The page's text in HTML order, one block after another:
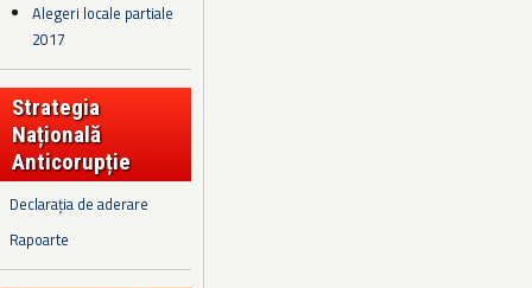
Alegeri locale partiale
2017
Strategia
Națională
Anticorupție
Declarația de aderare
Rapoarte